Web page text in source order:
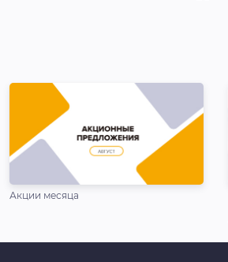
Акции месяца